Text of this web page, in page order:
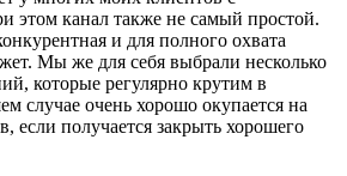
этом канал также не самый простой.
и для полного охвата
Мы же для себя выбрали несколько
которые регулярно крутим в
случае очень хорошо окупается на
если получается закрыть хорошего